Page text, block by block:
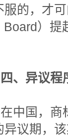
服的，才
Board）提
异议程
国，商
异议期，